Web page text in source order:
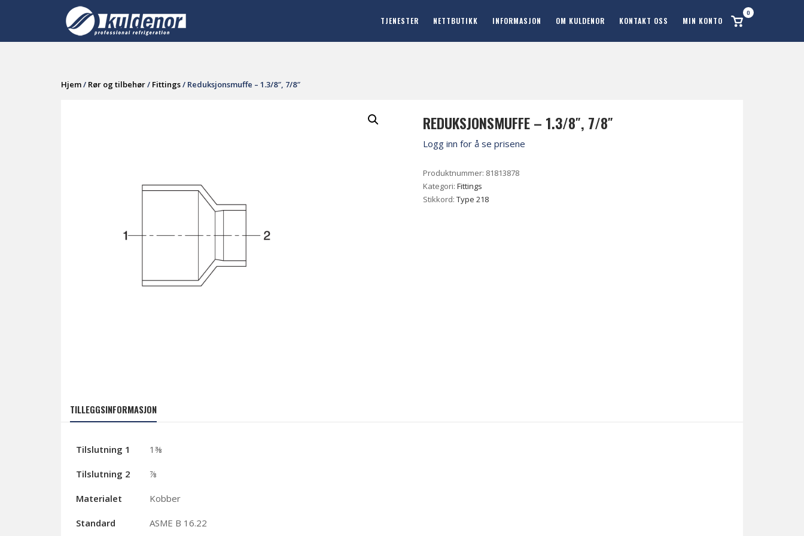
TJENESTER NETTBUTIKK INFORMASJON OM KULDENOR KONTAKT OSS MIN KONTO
Se 0
Hjem/ Rør og tilbehør/ Fittings/ Reduksjonsmuffe – 1.3/8″, 7/8″
REDUKSJONSMUFFE – 1.3/8″, 7/8″
Logg inn for å se prisene
Produktnummer: 81813878
Kategori:Fittings
Stikkord:Type 218
TILLEGGSINFORMASJON
Tilslutning 1 1⅜
Tilslutning 2 ⅞
Materialet Kobber
Standard ASME B 16.22